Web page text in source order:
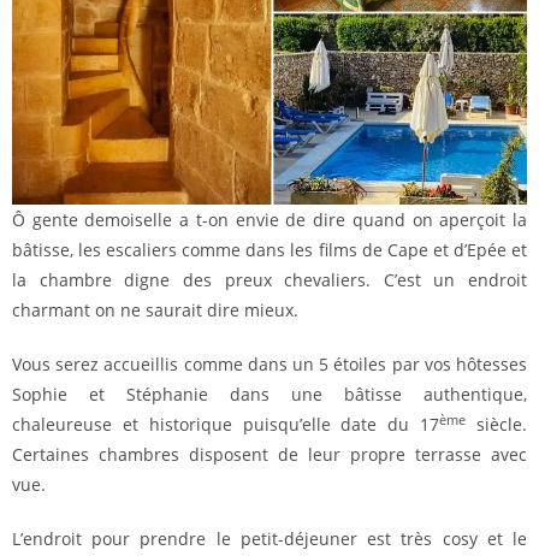
Ô gente demoiselle a t-on envie de dire quand on aperçoit la
bâtisse, les escaliers comme dans les films de Cape et d’Epée et
la chambre digne des preux chevaliers. C’est un endroit
charmant on ne saurait dire mieux.
Vous serez accueillis comme dans un 5 étoiles par vos hôtesses
Sophie et Stéphanie dans une bâtisse authentique,
chaleureuse et historique puisqu’elle date du 17ème
siècle.
Certaines chambres disposent de leur propre terrasse avec
vue.
L’endroit pour prendre le petit-déjeuner est très cosy et le